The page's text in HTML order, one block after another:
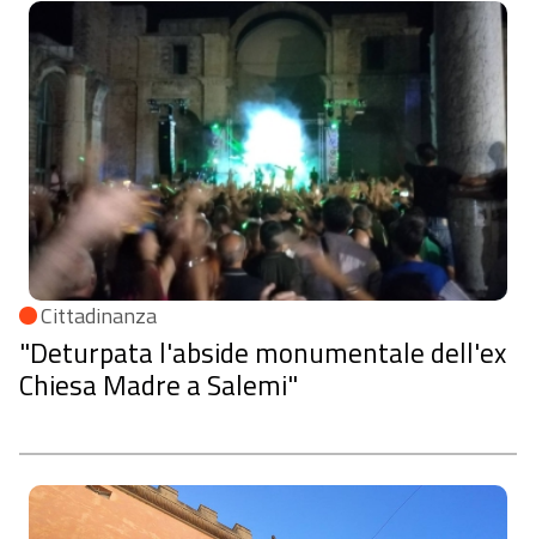
Cittadinanza
"Deturpata l'abside monumentale dell'ex
Chiesa Madre a Salemi"